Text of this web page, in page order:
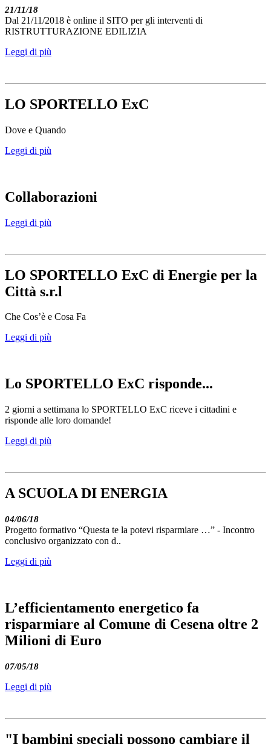
21/11/18
Dal 21/11/2018 è online il SITO per gli interventi di
RISTRUTTURAZIONE EDILIZIA
Leggi di più
LO SPORTELLO ExC
Dove e Quando
Leggi di più
Collaborazioni
Leggi di più
LO SPORTELLO ExC di Energie per la
Città s.r.l
Che Cos’è e Cosa Fa
Leggi di più
Lo SPORTELLO ExC risponde...
2 giorni a settimana lo SPORTELLO ExC riceve i cittadini e
risponde alle loro domande!
Leggi di più
A SCUOLA DI ENERGIA
04/06/18
Progetto formativo “Questa te la potevi risparmiare …” - Incontro
conclusivo organizzato con d..
Leggi di più
L’efficientamento energetico fa
risparmiare al Comune di Cesena oltre 2
Milioni di Euro
07/05/18
Leggi di più
"I bambini speciali possono cambiare il